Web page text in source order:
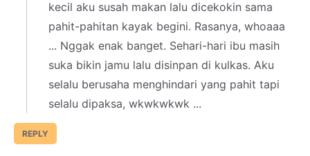
kecil aku susah makan lalu dicekokin sama
pahit-pahitan kayak begini. Rasanya, whoaaa
... Nggak enak banget. Sehari-hari ibu masih
suka bikin jamu lalu disinpan di kulkas. Aku
selalu berusaha menghindari yang pahit tapi
selalu dipaksa, wkwkwkwk ...
REPLY